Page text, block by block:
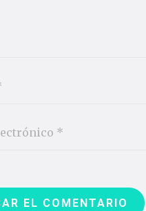
EL COMENTARIO